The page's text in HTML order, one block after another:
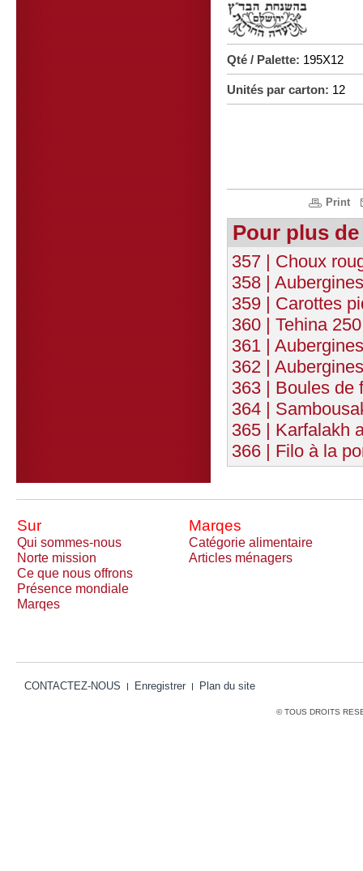
Qté / Palette: 195X12
Unités par carton: 12
Print
Pour plus
357 | Choux
358 |
359 | Carottes
360 | Tehina
361 |
362 |
363 | Boules de
364 |
365 | Karfalakh
366 | Filo à la
Sur Marqes
Qui sommes-nous
Catégorie alimentaire
Norte mission
Articles ménagers
Ce que nous offrons
Présence mondiale
Marqes
CONTACTEZ-NOUS Enregistrer Plan du site
© TOUS DROITS